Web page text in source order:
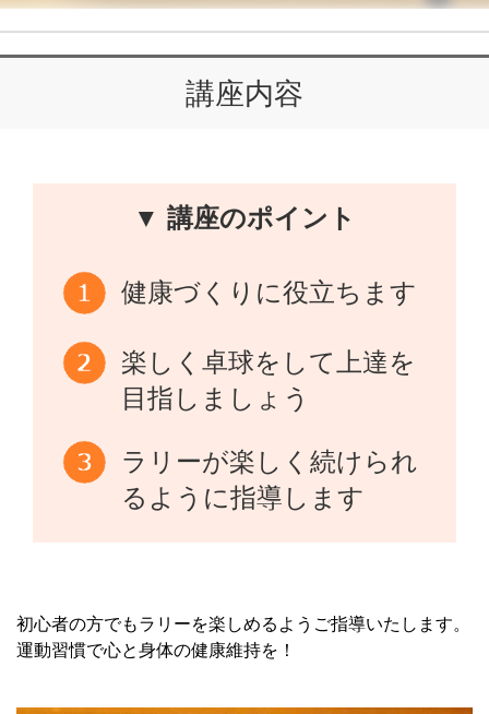
講座内容
▼ 講座のポイント
健康づくりに役立ちます
楽しく卓球をして上達を
目指しましょう
ラリーが楽しく続けられ
るように指導します
初心者の方でもラリーを楽しめるようご指導いたします。
運動習慣で心と身体の健康維持を！